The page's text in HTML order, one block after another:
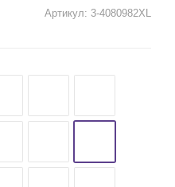
Артикул: 3-4080982XL